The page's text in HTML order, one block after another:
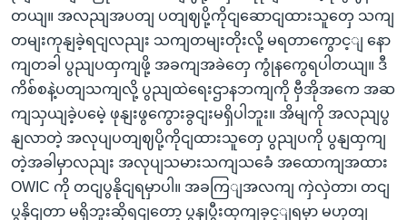
တယျ။ အလညျအပတျ ပတျဈပို့ကိုငျဆောငျထားသူတှေ သကျ
တမျးကုနျခဲ့ရငျလညျး သကျတမျးတိုးလို့ မရတာကွောင့ျ နော
ကျတခါ ပွညျပထှကျဖို့ အခကျအခဲတှေ ကွုံနကွေရပါတယျ။ ဒီ
ကိစ်စနဲ့ပတျသကျလို့ ပွညျထဲရေးဌာနဘကျကို ဗှီအိုအကေ အဆ
ကျသှယျခဲ့ပမေဲ့ ဖုနျးဖွကွေားခွငျးမရှိပါဘူး။ အိမျကို အလညျပွ
နျလာတဲ့ အလုပျပတျဈပို့ကိုငျထားသူတှေ ပွညျပကို ပွနျထှကျ
တဲ့အခါမှာလညျး အလုပျသမားသကျသခေံ အထောကျအထား
OWIC ကို တငျပွနိုငျရမှာပါ။ အခကြျအလကျ ကှဲလှဲတာ၊ တငျ
ပွနိုငျတာ မရှိဘူးဆိုရငျတော့ ပွနျပွီးထှကျခှင့ျရမှာ မဟုတျ